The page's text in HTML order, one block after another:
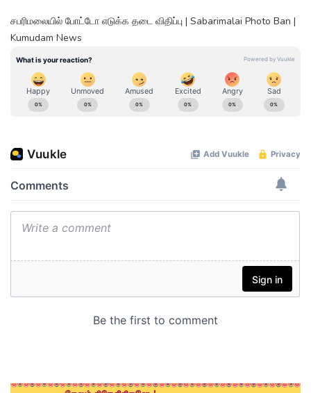
சபரிமலையில் போட்டோ எடுக்க தடை விதிப்பு | Sabarimalai Photo Ban |
Kumudam News